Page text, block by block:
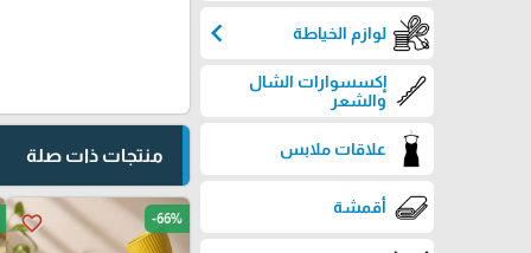
لوازم الخياطة chevron_left
إكسسوارات الشال
والشعر
علاقات ملابس
أقمشة
منتجات ذات صلة
favorite_border -66%